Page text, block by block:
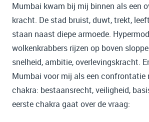
Mumbai kwam bij mij binnen als een
kracht. De stad bruist, duwt, trekt,
staan naast diepe armoede.
wolkenkrabbers rijzen op boven
snelheid, ambitie, overlevingskracht.
Mumbai voor mij als een confrontatie
chakra: bestaansrecht, veiligheid,
eerste chakra gaat over de vraag: